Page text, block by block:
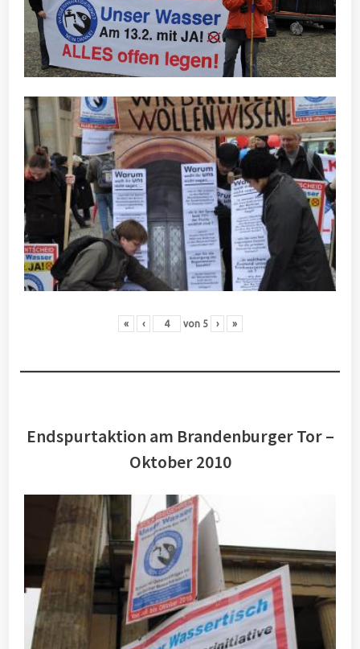
« ‹ von 5 › »
Endspurtaktion am Brandenburger Tor –
Oktober 2010